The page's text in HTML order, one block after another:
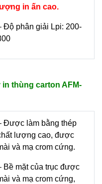
lượng in ấn cao.
Độ phân giải Lpi: 200-
thùng carton AFM-
Được làm bằng thép
lượng cao, được
và mạ crom cứng.
Bề mặt của trục được
và mạ crom cứng,